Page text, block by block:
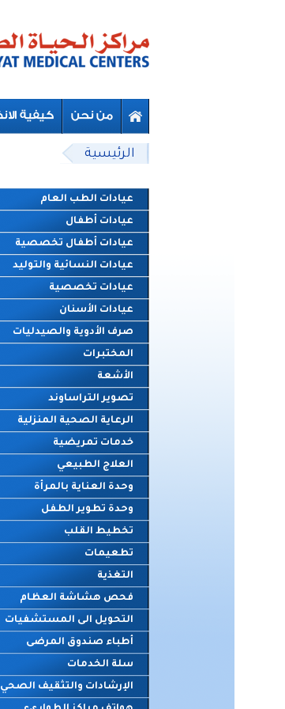
Beyond Designs You are here
الرئيسية
عيادات الطب العام
عيادات أطفال
عيادات أطفال تخصصية
عيادات النسائية والتوليد
عيادات تخصصية
عيادات الأسنان
صرف الأدوية والصيدليات
المختبرات
الأشعة
تصوير التراساوند
الرعاية الصحية المنزلية
خدمات تمريضية
العلاج الطبيعي
وحدة العناية بالمرأة
وحدة تطوير الطفل
تخطيط القلب
تطعيمات
التغذية
فحص هشاشة العظام
التحويل الى المستشفيات
أطباء صندوق المرضى
سلة الخدمات
الإرشادات والتثقيف الصحي